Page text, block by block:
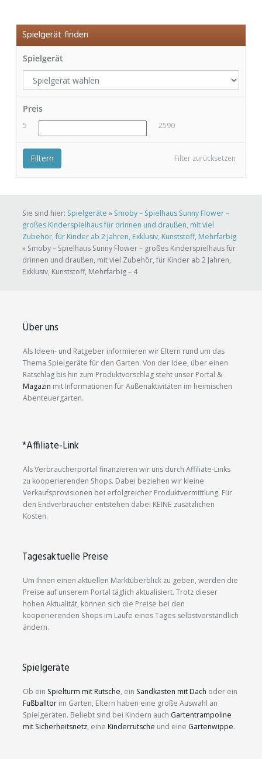
Spielgerät finden
Spielgerät
Preis
5 2590
Filter zurücksetzen
Filtern
Sie sind hier: Spielgeräte » Smoby – Spielhaus Sunny Flower –
großes Kinderspielhaus für drinnen und draußen, mit viel
Zubehör, für Kinder ab 2 Jahren, Exklusiv, Kunststoff, Mehrfarbig
» Smoby – Spielhaus Sunny Flower – großes Kinderspielhaus für
drinnen und draußen, mit viel Zubehör, für Kinder ab 2 Jahren,
Exklusiv, Kunststoff, Mehrfarbig – 4
Über uns
Als Ideen- und Ratgeber informieren wir Eltern rund um das
Thema Spielgeräte für den Garten. Von der Idee, über einen
Ratschlag bis hin zum Produktvorschlag steht unser Portal &
Magazin mit Informationen für Außenaktivitäten im heimischen
Abenteuergarten.
*Affiliate-Link
Als Verbraucherportal finanzieren wir uns durch Affiliate-Links
zu kooperierenden Shops. Dabei beziehen wir kleine
Verkaufsprovisionen bei erfolgreicher Produktvermittlung. Für
den Endverbraucher entstehen dabei KEINE zusätzlichen
Kosten.
Tagesaktuelle Preise
Um Ihnen einen aktuellen Marktüberblick zu geben, werden die
Preise auf unserem Portal täglich aktualisiert. Trotz dieser
hohen Aktualität, können sich die Preise bei den
kooperierenden Shops im Laufe eines Tages selbstverständlich
ändern.
Spielgeräte
Ob ein Spielturm mit Rutsche, ein Sandkasten mit Dach oder ein
Fußballtor im Garten, Eltern haben eine große Auswahl an
Spielgeräten. Beliebt sind bei Kindern auch Gartentrampoline
mit Sicherheitsnetz, eine Kinderrutsche und eine Gartenwippe.